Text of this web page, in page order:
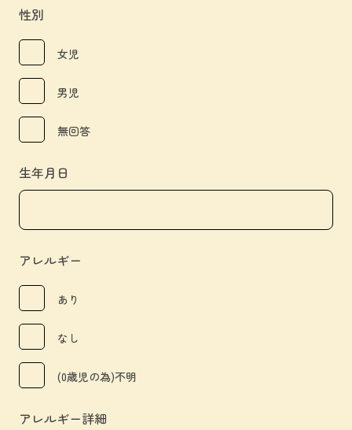
性別
女児
男児
無回答
生年月日
アレルギー
あり
なし
(0歳児の為)不明
アレルギー詳細